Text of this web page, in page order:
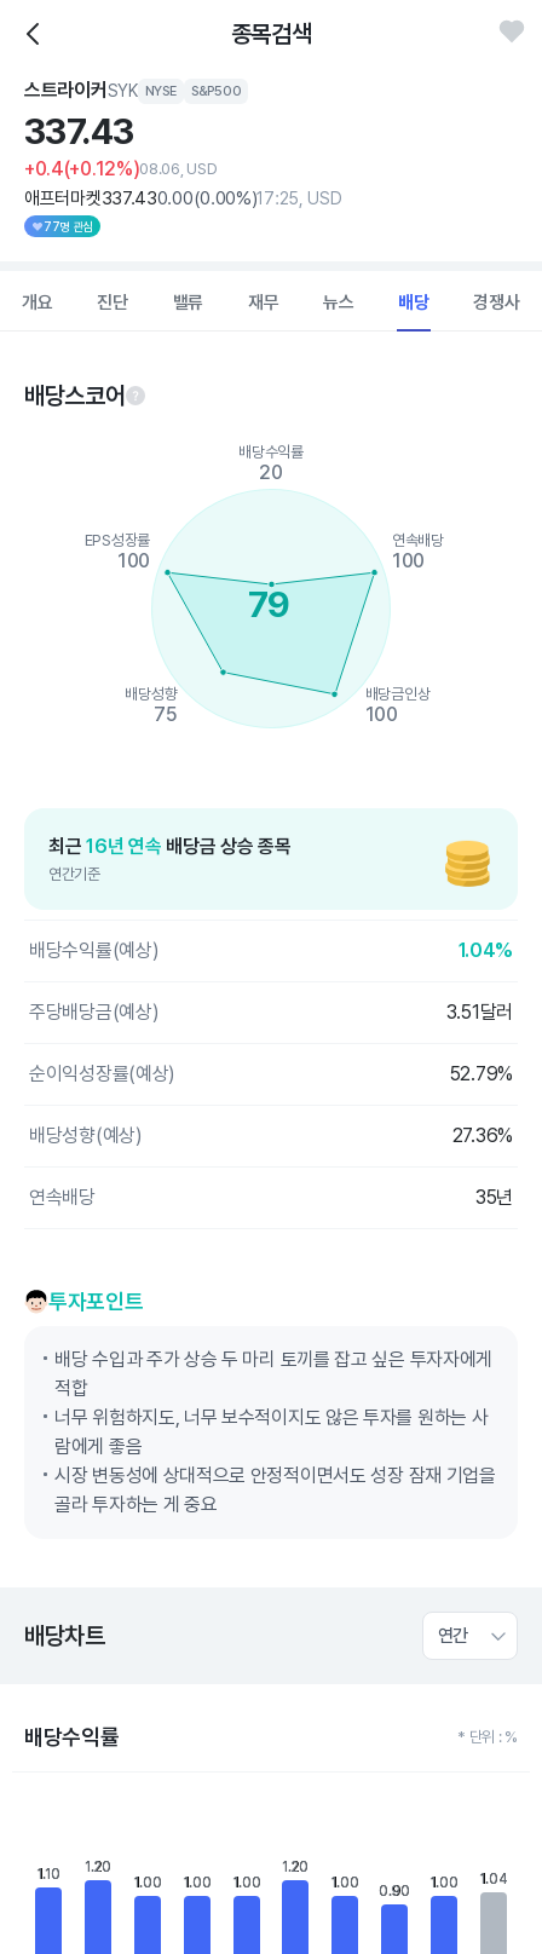
종목검색
스트라이커SYK NYSE S&P500
337.43
+0.4(+0.12%)08.06, USD
애프터마켓337.430.00(0.00%)17:25, USD
77명 관심
개요 진단 밸류 재무 뉴스 배당 경쟁사
배당스코어
The chart has 1 X axis displaying categories.
The chart has 1 Y axis displaying values. Data ranges from 20
79
배당수익률
20
연속배당
100
배당금인상
100
배당성향
75
EPS성장률
100
최근16년 연속 배당금 상승 종목
연간기준
배당수익률(예상) 1.04%
주당배당금(예상) 3.51달러
순이익성장률(예상) 52.79%
배당성향(예상) 27.36%
연속배당 35년
투자포인트
배당 수입과 주가 상승 두 마리 토끼를 잡고 싶은 투자자에게
적합
너무 위험하지도, 너무 보수적이지도 않은 투자를 원하는 사
람에게 좋음
시장 변동성에 상대적으로 안정적이면서도 성장 잠재 기업을
골라 투자하는 게 중요
배당차트 연간
배당수익률 * 단위 : %
The chart has 1 X axis displaying categories.
The chart has 1 Y axis displaying values. Data ranges from 0.9
1.10
1.10 1.20
1.20
1.00
1.00 1.00
1.00 1.00
1.00
1.20
1.20
1.00
1.00 0.90
0.90 1.00
1.00 1.04
1.04